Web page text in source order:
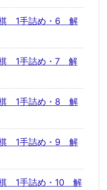
棋 1手詰め・6 解
棋 1手詰め・7 解
棋 1手詰め・8 解
棋 1手詰め・9 解
棋 1手詰め・10 解